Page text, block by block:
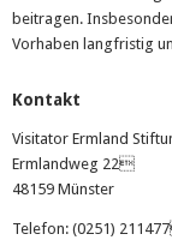
beitragen.
Vorhaben langfristig
Kontakt
Visitator Ermland
Ermlandweg 22
48159 Münster
Telefon: (0251)